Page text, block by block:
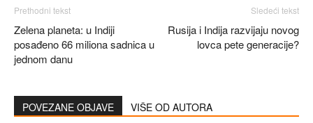
Prethodni tekst
Zelena planeta: u Indiji
posađeno 66 miliona sadnica u
jednom danu
Sledeći tekst
Rusija i Indija razvijaju novog
lovca pete generacije?
POVEZANE OBJAVE VIŠE OD AUTORA